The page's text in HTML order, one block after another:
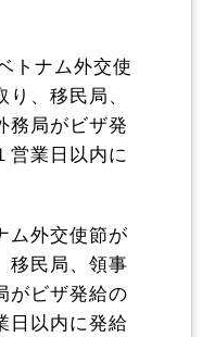
トナム外交使
、移民局、
務局がビザ発
営業日以内に
ム外交使節が
移民局、領事
がビザ発給の
日以内に発給